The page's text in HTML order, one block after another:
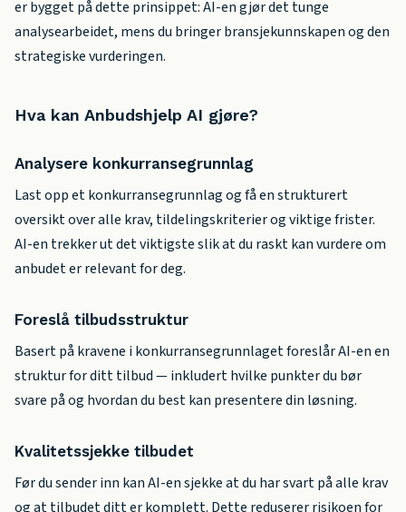
er bygget på dette prinsippet: AI-en gjør det tunge
analysearbeidet, mens du bringer bransjekunnskapen og den
strategiske vurderingen.
Hva kan Anbudshjelp AI gjøre?
Analysere konkurransegrunnlag
Last opp et konkurransegrunnlag og få en strukturert
oversikt over alle krav, tildelingskriterier og viktige frister.
AI-en trekker ut det viktigste slik at du raskt kan vurdere om
anbudet er relevant for deg.
Foreslå tilbudsstruktur
Basert på kravene i konkurransegrunnlaget foreslår AI-en en
struktur for ditt tilbud — inkludert hvilke punkter du bør
svare på og hvordan du best kan presentere din løsning.
Kvalitetssjekke tilbudet
Før du sender inn kan AI-en sjekke at du har svart på alle krav
og at tilbudet ditt er komplett. Dette reduserer risikoen for